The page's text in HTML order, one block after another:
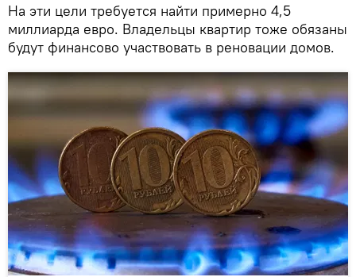
На эти цели требуется найти примерно 4,5
миллиарда евро. Владельцы квартир тоже обязаны
будут финансово участвовать в реновации домов.